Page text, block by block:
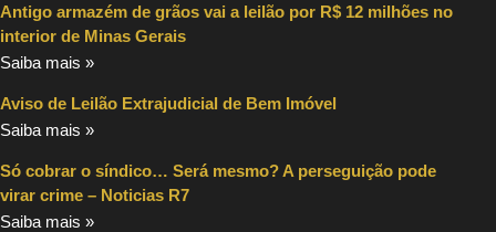
Antigo armazém de grãos vai a leilão por R$ 12 milhões no
interior de Minas Gerais
Saiba mais »
Aviso de Leilão Extrajudicial de Bem Imóvel
Saiba mais »
Só cobrar o síndico… Será mesmo? A perseguição pode
virar crime – Noticias R7
Saiba mais »